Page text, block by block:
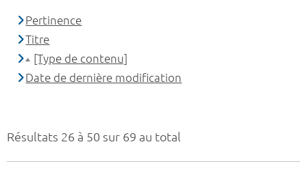
Résultats 26 à 50 sur 69 au total
Pertinence
Titre
[Type de contenu]
Date de dernière modification